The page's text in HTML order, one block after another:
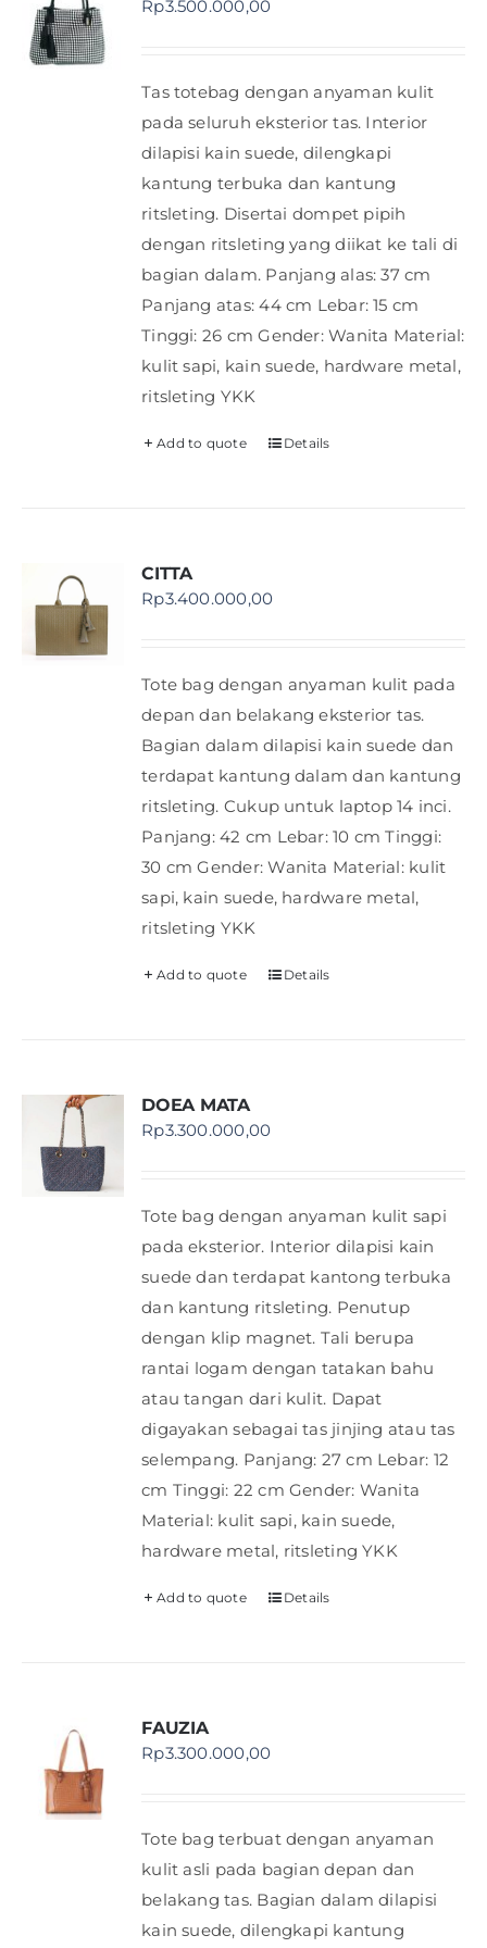
Shop
Rp3.500.000,00
Tas totebag dengan anyaman kulit
pada seluruh eksterior tas. Interior
dilapisi kain suede, dilengkapi
kantung terbuka dan kantung
ritsleting. Disertai dompet pipih
dengan ritsleting yang diikat ke tali di
bagian dalam. Panjang alas: 37 cm
Panjang atas: 44 cm Lebar: 15 cm
Tinggi: 26 cm Gender: Wanita Material:
kulit sapi, kain suede, hardware metal,
ritsleting YKK
Add to quote Details
CITTA
Rp3.400.000,00
Tote bag dengan anyaman kulit pada
depan dan belakang eksterior tas.
Bagian dalam dilapisi kain suede dan
terdapat kantung dalam dan kantung
ritsleting. Cukup untuk laptop 14 inci.
Panjang: 42 cm Lebar: 10 cm Tinggi:
30 cm Gender: Wanita Material: kulit
sapi, kain suede, hardware metal,
ritsleting YKK
Add to quote Details
DOEA MATA
Rp3.300.000,00
Tote bag dengan anyaman kulit sapi
pada eksterior. Interior dilapisi kain
suede dan terdapat kantong terbuka
dan kantung ritsleting. Penutup
dengan klip magnet. Tali berupa
rantai logam dengan tatakan bahu
atau tangan dari kulit. Dapat
digayakan sebagai tas jinjing atau tas
selempang. Panjang: 27 cm Lebar: 12
cm Tinggi: 22 cm Gender: Wanita
Material: kulit sapi, kain suede,
hardware metal, ritsleting YKK
Add to quote Details
FAUZIA
Rp3.300.000,00
Tote bag terbuat dengan anyaman
kulit asli pada bagian depan dan
belakang tas. Bagian dalam dilapisi
kain suede, dilengkapi kantung